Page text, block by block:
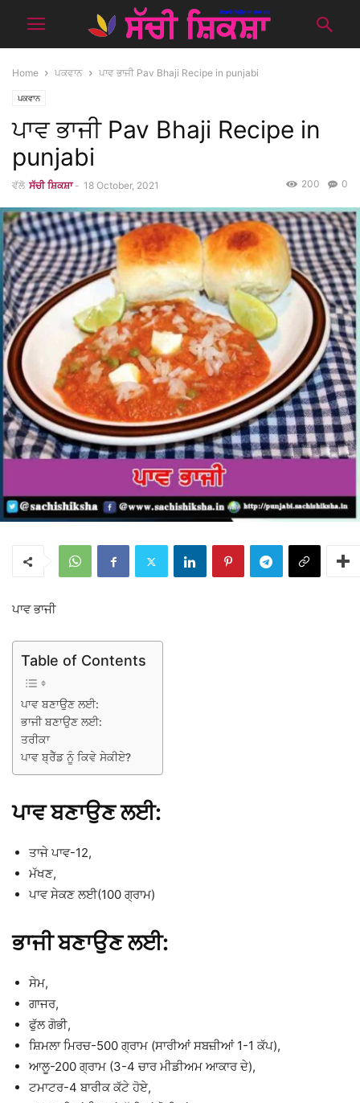
Home ਪਕਵਾਨ ਪਾਵ ਭਾਜੀ Pav Bhaji Recipe in punjabi
ਪਕਵਾਨ
ਪਾਵ ਭਾਜੀ Pav Bhaji Recipe in
punjabi
ਵੱਲੋ ਸੱਚੀ ਸ਼ਿਕਸ਼ਾ - 18 October, 2021 0
200
ਪਾਵ ਭਾਜੀ
Table of Contents
ਪਾਵ ਬਣਾਉਣ ਲਈ:
ਭਾਜੀ ਬਣਾਉਣ ਲਈ:
ਤਰੀਕਾ
ਪਾਵ ਬ੍ਰੈੱਡ ਨੂੰ ਕਿਵੇ ਸੇਕੀਏ?
ਪਾਵ ਬਣਾਉਣ ਲਈ:
ਤਾਜੇ ਪਾਵ-12,
ਮੱਖਣ,
ਪਾਵ ਸੇਕਣ ਲਈ(100 ਗ੍ਰਾਮ)
ਭਾਜੀ ਬਣਾਉਣ ਲਈ:
ਸੇਮ,
ਗਾਜਰ,
ਫੁੱਲ ਗੋਭੀ,
ਸ਼ਿਮਲਾ ਮਿਰਚ-500 ਗ੍ਰਾਮ (ਸਾਰੀਆਂ ਸਬਜ਼ੀਆਂ 1-1 ਕੱਪ),
ਆਲੂ-200 ਗ੍ਰਾਮ (3-4 ਚਾਰ ਮੀਡੀਅਮ ਆਕਾਰ ਦੇ),
ਟਮਾਟਰ-4 ਬਾਰੀਕ ਕੱਟੇ ਹੋਏ,